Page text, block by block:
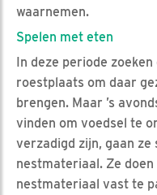
waarnemen.
Spelen met eten
In deze periode
roestplaats om daar
brengen. Maar ’s
vinden om voedsel te
verzadigd zijn, gaan
nestmateriaal. Ze
nestmateriaal vast te